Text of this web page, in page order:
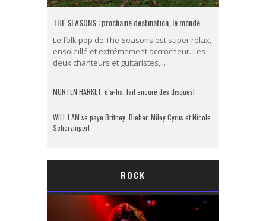
THE SEASONS : prochaine destination, le monde
Le folk pop de The Seasons est super relax,
ensoleillé et extrêmement accrocheur. Les
deux chanteurs et guitaristes,...
MORTEN HARKET, d’a-ha, fait encore des disques!
WILL.I.AM se paye Britney, Bieber, Miley Cyrus et Nicole
Scherzinger!
ROCK